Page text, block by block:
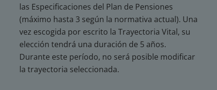
las Especificaciones del Plan de Pensiones
(máximo hasta 3 según la normativa actual). Una
vez escogida por escrito la Trayectoria Vital, su
elección tendrá una duración de 5 años.
Durante este período, no será posible modificar
la trayectoria seleccionada.